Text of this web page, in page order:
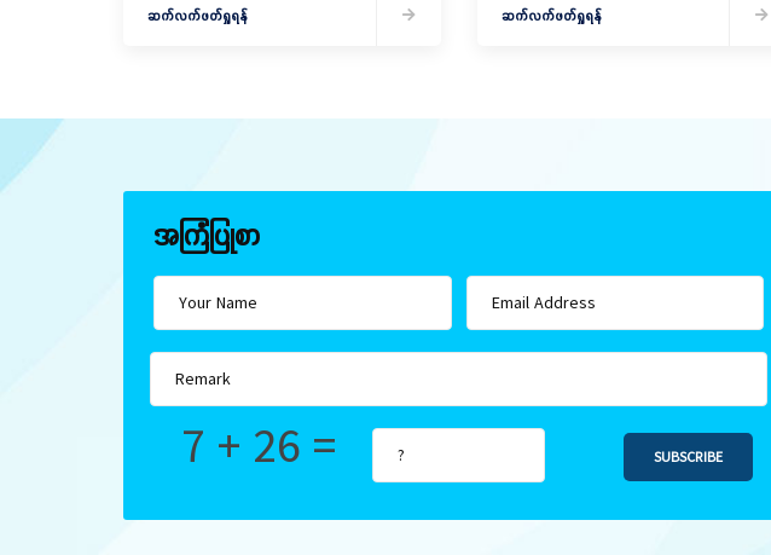
ဆက်လက်ဖတ်ရှုရန် ဆက်လက်ဖတ်ရှုရန်
အကြံပြုစာ
7 + 26 = SUBSCRIBE